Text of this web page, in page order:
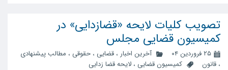
تصویب کلیات لایحه «قضازدایی» در
کمیسیون قضایی مجلس
۲۵ فروردین ۰۴ آخرین اخبار ، قضایی ، حقوقی ، مطالب پیشنهادی
، قانون کمیسیون قضایی ، لایحه قضا زدایی